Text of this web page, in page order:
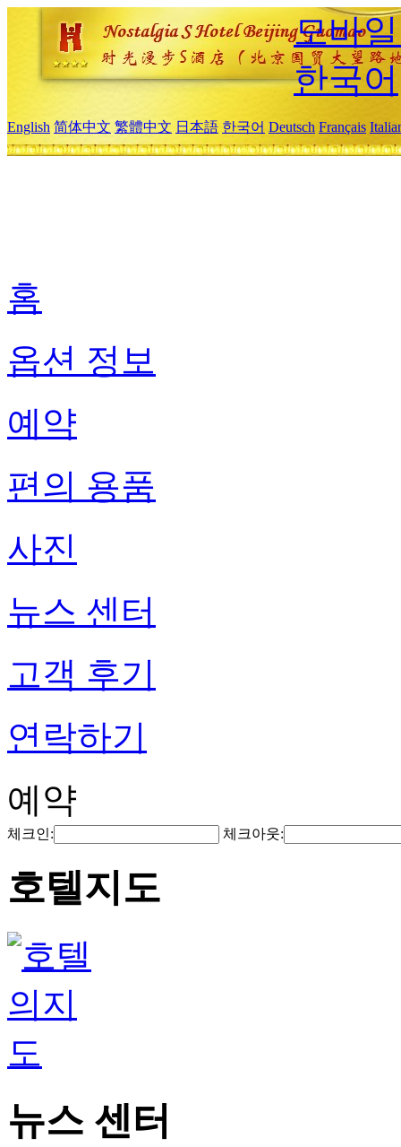
모바
한국어
English 简体中文 繁體中文 日本語 한국어 Deutsch Français
홈
옵션 정보
예약
편의 용품
사진
뉴스 센터
고객 후기
연락하기
예약
체크인: 체크아웃:
호텔지도
뉴스 센터